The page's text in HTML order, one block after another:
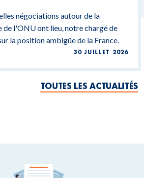
négociations autour de la
de l'ONU ont lieu, notre chargé de
la position ambigüe de la France.
30 JUILLET 2026
TOUTES LES ACTUALITÉS